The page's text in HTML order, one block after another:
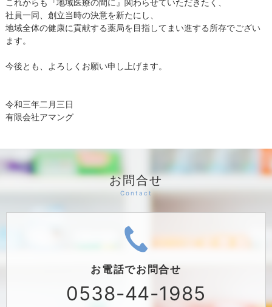
これからも『地域医療の間に』関わらせていただきたく、
社員一同、創立当時の決意を新たにし、
地域全体の健康に貢献する薬局を目指してまい進する所存でござい
ます。
今後とも、よろしくお願い申し上げます。
令和三年二月三日
有限会社アマング
お問合せ
お電話でお問合せ
0538-44-1985